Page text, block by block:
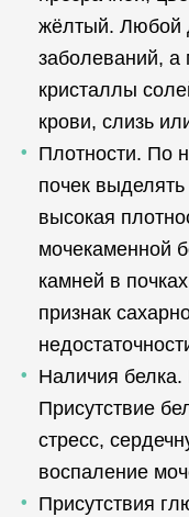
жёлтый. Любой
заболеваний, а
кристаллы
крови, слизь
Плотности. По
почек
высокая
мочекаменной
камней в
признак
Наличия белка.
Присутствие
стресс,
воспаление
Присутствия